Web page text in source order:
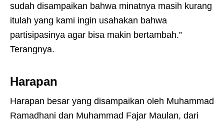
sudah disampaikan bahwa minatnya masih kurang
itulah yang kami ingin usahakan bahwa
partisipasinya agar bisa makin bertambah.”
Terangnya.
Harapan
Harapan besar yang disampaikan oleh Muhammad
Ramadhani dan Muhammad Fajar Maulan, dari